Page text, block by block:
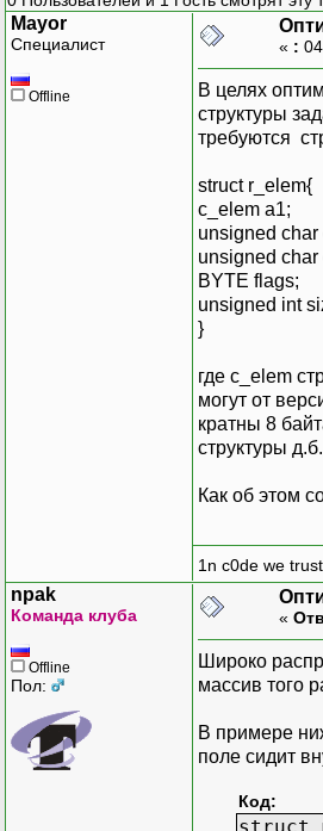
Mayor
Специалист
Offline
« :
В целях
структуры
требуются
struct r_elem{
c_elem a1;
unsigned char
unsigned char
BYTE flags;
unsigned int
}
где c_elem
могут от
кратны 8
структуры
Как об этом
1n c0de we trust
npak
Команда клуба
Offline
Пол:
«
Широко
массив того
В примере
поле сидит
Код:
struct